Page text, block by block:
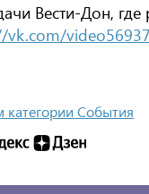
Вести-Дон, где
vk.com/
категории События